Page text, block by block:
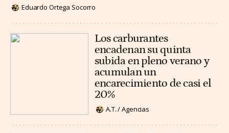
Eduardo Ortega Socorro
Los carburantes
encadenan su quinta
subida en pleno verano y
acumulan un
encarecimiento de casi el
20%
A.T. / Agencias